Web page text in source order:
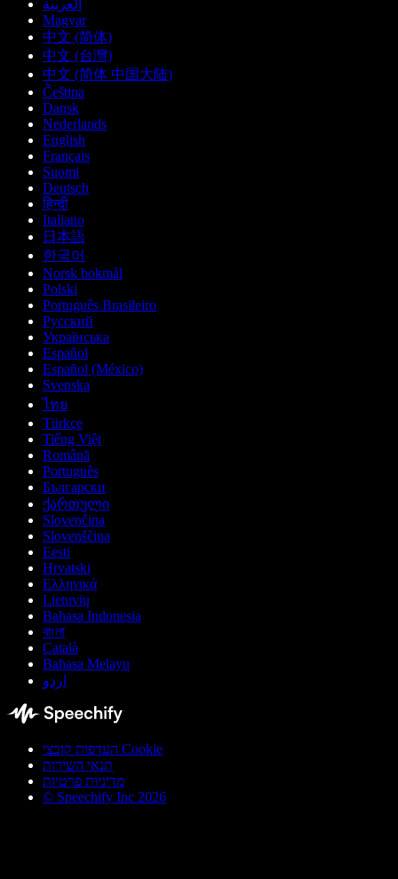
العربية
Magyar
中文 (简体)
中文 (台灣)
中文 (简体 中国大陆)
Čeština
Dansk
Nederlands
English
Français
Suomi
Deutsch
हिन्दी
Italiano
日本語
한국어
Norsk bokmål
Polski
Português Brasileiro
Русский
Українська
Español
Español (México)
Svenska
ไทย
Türkçe
Tiếng Việt
Română
Português
Български
ქართული
Slovenčina
Slovenščina
Eesti
Hrvatski
Ελληνικά
Lietuvių
Bahasa Indonesia
বাংলা
Català
Bahasa Melayu
اردو
העדפות קובצי Cookie
תנאי השירות
מדיניות פרטיות
© Speechify Inc 2026